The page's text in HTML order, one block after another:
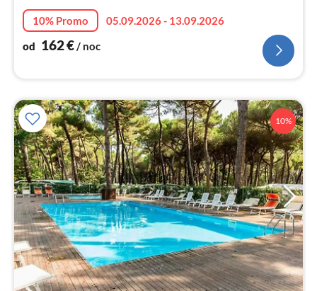
10% Promo
05.09.2026 - 13.09.2026
od 162€/ noc
10%